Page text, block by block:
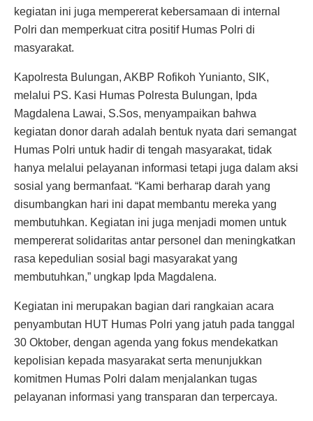
kegiatan ini juga mempererat kebersamaan di internal
Polri dan memperkuat citra positif Humas Polri di
masyarakat.
Kapolresta Bulungan, AKBP Rofikoh Yunianto, SIK,
melalui PS. Kasi Humas Polresta Bulungan, Ipda
Magdalena Lawai, S.Sos, menyampaikan bahwa
kegiatan donor darah adalah bentuk nyata dari semangat
Humas Polri untuk hadir di tengah masyarakat, tidak
hanya melalui pelayanan informasi tetapi juga dalam aksi
sosial yang bermanfaat. “Kami berharap darah yang
disumbangkan hari ini dapat membantu mereka yang
membutuhkan. Kegiatan ini juga menjadi momen untuk
mempererat solidaritas antar personel dan meningkatkan
rasa kepedulian sosial bagi masyarakat yang
membutuhkan,” ungkap Ipda Magdalena.
Kegiatan ini merupakan bagian dari rangkaian acara
penyambutan HUT Humas Polri yang jatuh pada tanggal
30 Oktober, dengan agenda yang fokus mendekatkan
kepolisian kepada masyarakat serta menunjukkan
komitmen Humas Polri dalam menjalankan tugas
pelayanan informasi yang transparan dan terpercaya.